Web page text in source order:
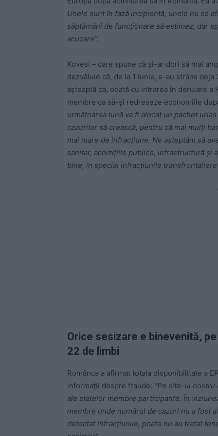
Unele sunt în fază incipientă, unele nu se
săptămâni de funcţionare să estimez, dar
acuzare“.
Kovesi – care spune că și-ar dori să mai
dezvăluie că, de la 1 iunie, s-au strâns
așteaptă ca, odată cu intrarea în derulare
membre ca să-și redreseze economiile
următoarea lună va fi alocat un pachet
cazurilor să crească, pentru că mai mulţi
mai mare de infracţiune. Ne aşteptăm să
sanitar, achiziţiile publice, infrastructură şi
bine, în special infracţiunile
Orice sesizare e binevenită,
22 de limbi
Românca a afirmat totala disponibilitate a
informații despre fraude: “Pe site-ul
ale statelor membre participante. În
membre unde numărul de cazuri nu a fost
detectat infracţiunile, poate nu au tratat